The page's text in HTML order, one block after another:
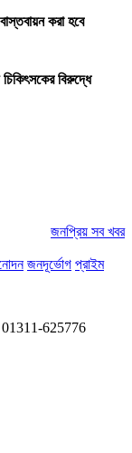
করা হবে
বিরুদ্ধে
জনপ্রিয় সব খবর
জনদূর্ভোগ প্রাইম
01311-625776